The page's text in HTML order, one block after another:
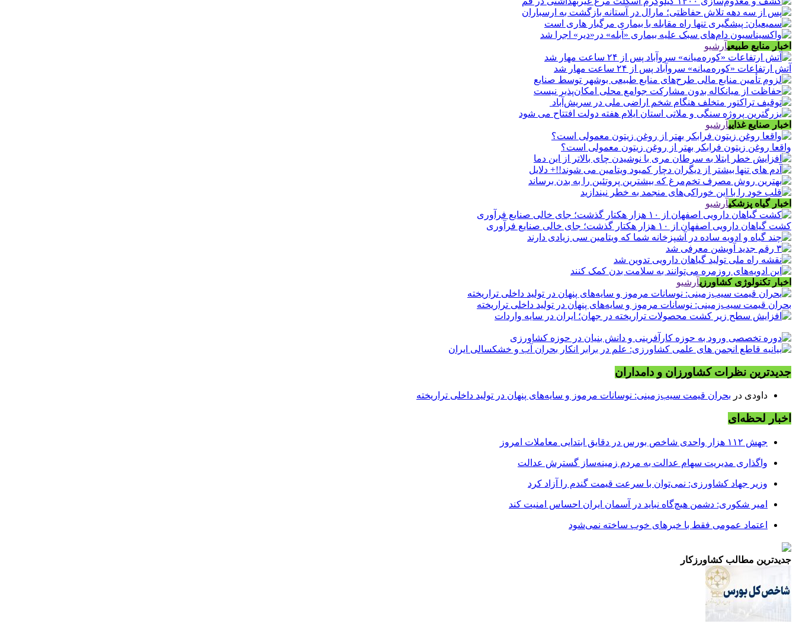
اخبار منابع طبیعیآرشیو
آتش ارتفاعات «کوره‌میانه» سروآباد پس از ۲۴ ساعت مهار شد
اخبار صنایع غذاییآرشیو
واقعا روغن زیتون فرابکر بهتر از روغن زیتون معمولی است؟
اخبار گیاه پزشکیآرشیو
کشت گیاهان دارویی اصفهان از ۱۰ هزار هکتار گذشت؛ جای خالی صنایع فرآوری
اخبار تکنولوژی کشاورزیآرشیو
بحران قیمت سیب‌زمینی: نوسانات مرموز و سایه‌های پنهان در تولید داخلی تراریخته
جدیدترین نظرات کشاورزان و دامداران
داودی در بحران قیمت سیب‌زمینی: نوسانات مرموز و سایه‌های پنهان در تولید داخلی تراریخته
اخبار لحظه‌ای
جهش ۱۱۲ هزار واحدی شاخص بورس در دقایق ابتدایی معاملات امروز
واگذاری مدیریت سهام عدالت به مردم زمینه‌ساز گسترش عدالت
وزیر جهاد کشاورزی: نمی‌توان با سرعت قیمت گندم را آزاد کرد
امیر شکوری: دشمن هیچ‌گاه نباید در آسمان ایران احساس امنیت کند
اعتماد عمومی فقط با خبرهای خوب ساخته نمی‌شود
جدیدترین مطالب کشاورزکار